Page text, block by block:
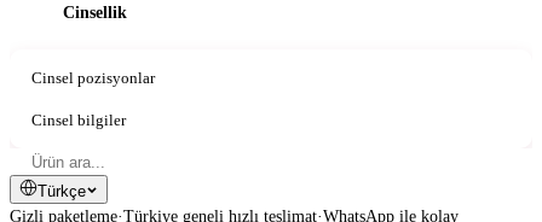
Cinsellik
Cinsel pozisyonlar
Cinsel bilgiler
Türkçe
Gizli paketleme·Türkiye geneli hızlı teslimat·WhatsApp ile kolay